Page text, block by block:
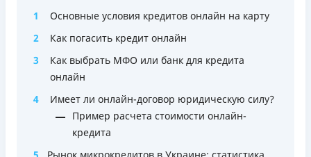
1
Основные условия кредитов онлайн на карту
2
Как погасить кредит онлайн
3
Как выбрать МФО или банк для кредита
онлайн
4
Имеет ли онлайн-договор юридическую силу?
Пример расчета стоимости онлайн-
кредита
5
Рынок микрокредитов в Украине: статистика